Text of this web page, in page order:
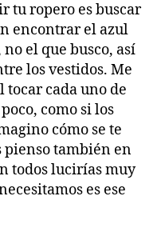
tu ropero es buscar
encontrar el azul
el que busco, así
los vestidos. Me
tocar cada uno de
como si los
cómo se te
también en
todos lucirías muy
es ese